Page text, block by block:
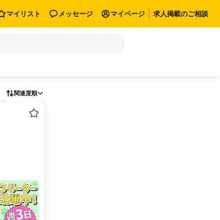
マイリスト メッセージ マイページ 求人掲載のご相談
関連度順